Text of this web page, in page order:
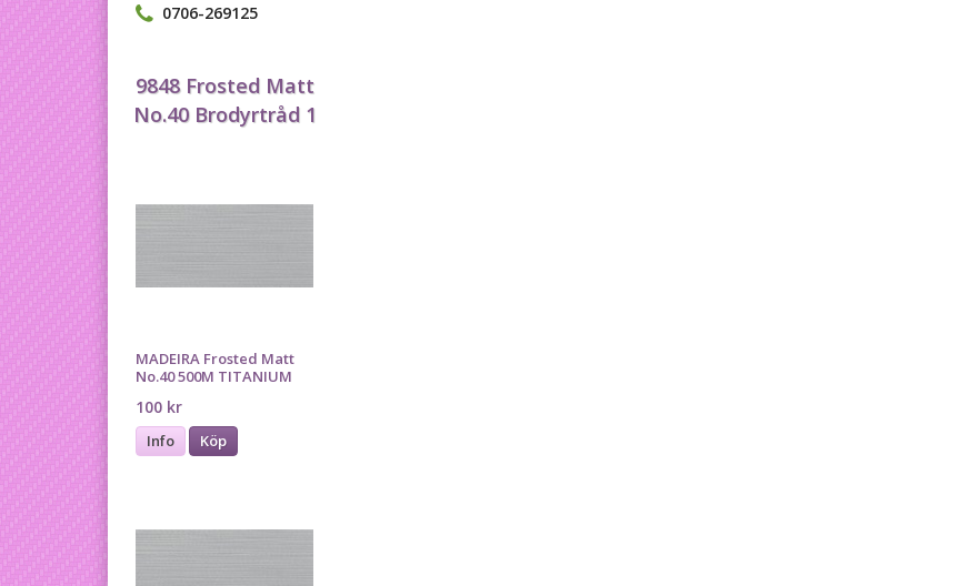
0706-269125
9848 Frosted Matt
No.40 Brodyrtråd 1
MADEIRA Frosted Matt
No.40 500M TITANIUM
100 kr
Info Köp